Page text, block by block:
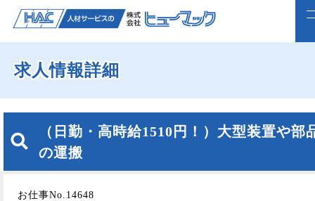
求人検索
正社員で転職したい方
求人情報詳細
（日勤・高時給1510円！）大型装置や部
の運搬
お仕事No.14648